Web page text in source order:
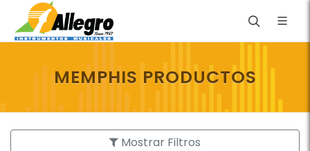
MEMPHIS PRODUCTOS
Mostrar Filtros